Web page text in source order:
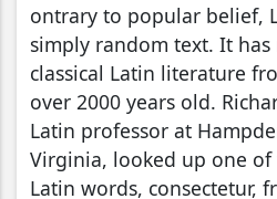
ontrary to popular belief,
simply random text. It
classical Latin literature
over 2000 years old.
Latin professor at
Virginia, looked up one of
Latin words, consectetur,